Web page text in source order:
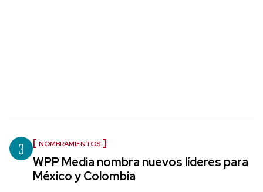
3 NOMBRAMIENTOS
WPP Media nombra nuevos líderes para
México y Colombia